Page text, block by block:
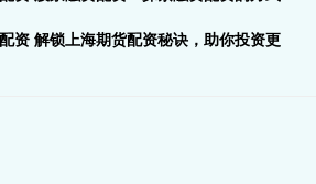
资 解锁上海期货配资秘诀，助你投资更